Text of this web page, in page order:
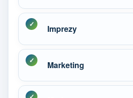
Imprezy
Marketing